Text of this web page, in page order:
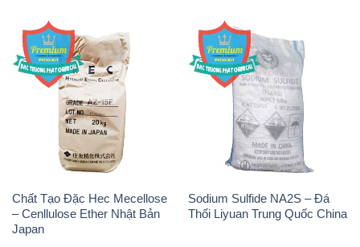
Chất Tạo Đặc Hec Mecellose
– Cenllulose Ether Nhật Bản
Japan
Sodium Sulfide NA2S – Đá
Thối Liyuan Trung Quốc China